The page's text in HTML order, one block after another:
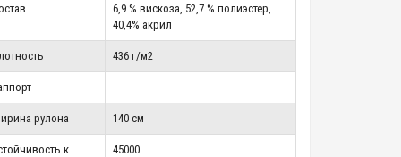
6,9 % вискоза, 52,7 % полиэстер,
40,4% акрил
436 г/м2
рулона 140 см
к
45000